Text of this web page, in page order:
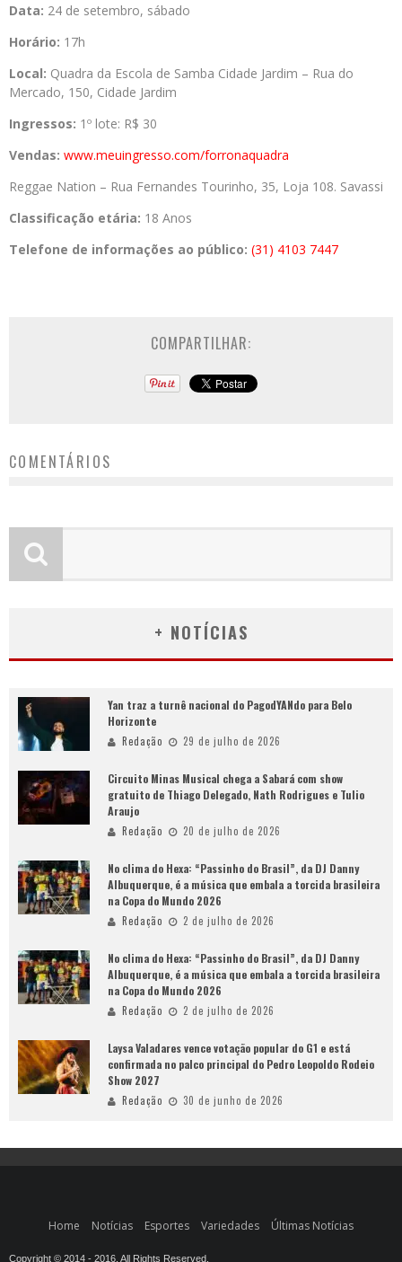
Data: 24 de setembro, sábado
Horário: 17h
Local: Quadra da Escola de Samba Cidade Jardim – Rua do
Mercado, 150, Cidade Jardim
Ingressos: 1º lote: R$ 30
Vendas: www.meuingresso.com/forronaquadra
Reggae Nation – Rua Fernandes Tourinho, 35, Loja 108. Savassi
Classificação etária: 18 Anos
Telefone de informações ao público: (31) 4103 7447
COMPARTILHAR:
COMENTÁRIOS
+ NOTÍCIAS
Yan traz a turnê nacional do PagodYANdo para Belo
Horizonte
Redação 29 de julho de 2026
Circuito Minas Musical chega a Sabará com show
gratuito de Thiago Delegado, Nath Rodrigues e Tulio
Araujo
Redação 20 de julho de 2026
No clima do Hexa: “Passinho do Brasil”, da DJ Danny
Albuquerque, é a música que embala a torcida brasileira
na Copa do Mundo 2026
Redação 2 de julho de 2026
No clima do Hexa: “Passinho do Brasil”, da DJ Danny
Albuquerque, é a música que embala a torcida brasileira
na Copa do Mundo 2026
Redação 2 de julho de 2026
Laysa Valadares vence votação popular do G1 e está
confirmada no palco principal do Pedro Leopoldo Rodeio
Show 2027
Redação 30 de junho de 2026
Home Notícias Esportes Variedades Últimas Notícias
Copyright © 2014 - 2016. All Rights Reserved.